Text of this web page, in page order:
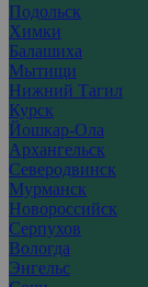
Подольск
Химки
Балашиха
Мытищи
Нижний Тагил
Курск
Йошкар-Ола
Архангельск
Северодвинск
Мурманск
Новороссийск
Серпухов
Вологда
Энгельс